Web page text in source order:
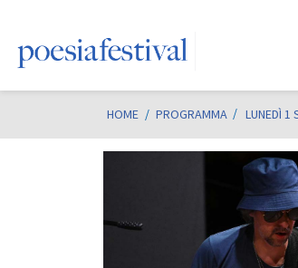
HOME / PROGRAMMA LUNEDÌ 1